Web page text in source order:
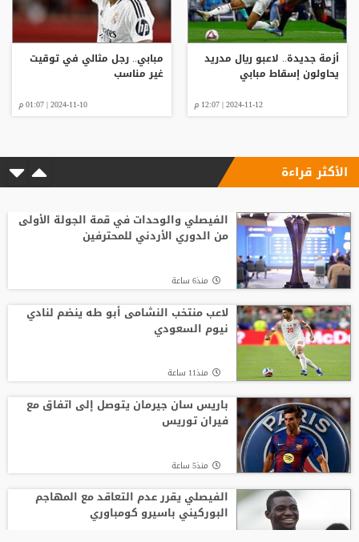
أزمة جديدة.. لاعبو ريال مدريد
يحاولون إسقاط مبابي
2024-11-12 | 12:07 م
مبابي.. رجل مثالي في توقيت
غير مناسب
2024-11-10 | 01:07 م
الأكثر قراءة
الفيصلي والوحدات في قمة الجولة الأولى
من الدوري الأردني للمحترفين
منذ6 ساعة
لاعب منتخب النشامى أبو طه ينضم لنادي
نيوم السعودي
منذ11 ساعة
باريس سان جيرمان يتوصل إلى اتفاق مع
فيران توريس
منذ5 ساعة
الفيصلي يقرر عدم التعاقد مع المهاجم
البوركيني باسيرو كومباوري